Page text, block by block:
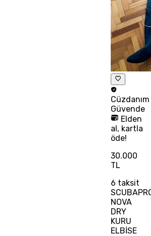
Cüzdanım
Güvende
Elden
al, kartla
öde!
30.000
TL
6 taksit
NOVA
DRY
KURU
ELBİSE